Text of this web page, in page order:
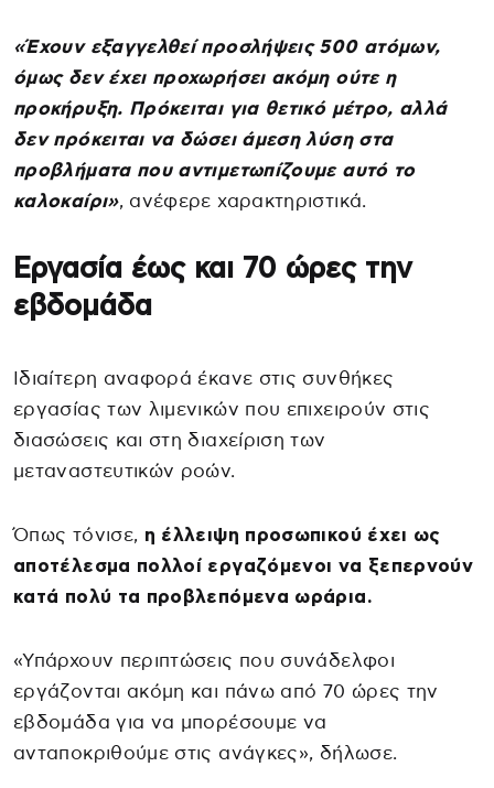
«Έχουν εξαγγελθεί προσλήψεις 500 ατόμων,
όμως δεν έχει προχωρήσει ακόμη ούτε η
προκήρυξη. Πρόκειται για θετικό μέτρο, αλλά
δεν πρόκειται να δώσει άμεση λύση στα
προβλήματα που αντιμετωπίζουμε αυτό το
καλοκαίρι», ανέφερε χαρακτηριστικά.
Εργασία έως και 70 ώρες την
εβδομάδα
Ιδιαίτερη αναφορά έκανε στις συνθήκες
εργασίας των λιμενικών που επιχειρούν στις
διασώσεις και στη διαχείριση των
μεταναστευτικών ροών.
Όπως τόνισε, η έλλειψη προσωπικού έχει ως
αποτέλεσμα πολλοί εργαζόμενοι να ξεπερνούν
κατά πολύ τα προβλεπόμενα ωράρια.
«Υπάρχουν περιπτώσεις που συνάδελφοι
εργάζονται ακόμη και πάνω από 70 ώρες την
εβδομάδα για να μπορέσουμε να
ανταποκριθούμε στις ανάγκες», δήλωσε.